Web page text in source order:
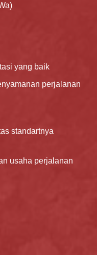
yang baik
perjalanan
standartnya
usaha perjalanan